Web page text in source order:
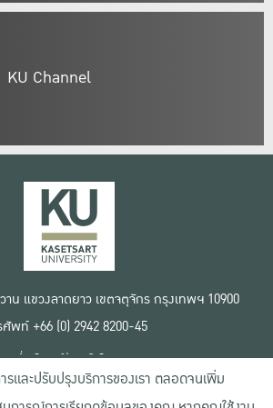
KU Channel
น แขวงลาดยาว เขตจตุจักร กรุงเทพฯ 10900
ศัพท์ +66 (0) 2942 8200-45
เงื่อนไขการใช้งานเว็บไซต์
ข้อตกลงด้านสิทธิ์ใช้งาน
นโยบายความเป็นส่วนตัว
รและปรับปรุงบริการของเรา ตลอดจนเพิ่ม